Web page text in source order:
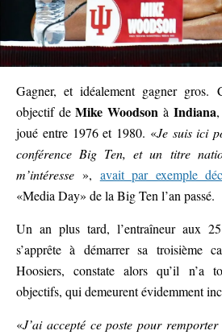
Gagner, et idéalement gagner gros.
objectif deMike Woodson à Indiana
joué entre 1976 et 1980. «Je suis ici
conférence Big Ten, et un titre
m’intéresse», avait par exemple
«Media Day» de la Big Ten l’an passé.
Un an plus tard, l’entraîneur aux
s’apprête à démarrer sa troisième
Hoosiers, constate alors qu’il n’a
objectifs, qui demeurent évidemment
«J’ai accepté ce poste pour